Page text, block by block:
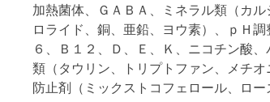
加熱菌体、ＧＡＢＡ、ミネラル類（カ
ロライド、銅、亜鉛、ヨウ素）、ｐＨ
６、Ｂ１２、Ｄ、Ｅ、Ｋ、ニコチン酸
類（タウリン、トリプトファン、メチ
防止剤（ミックストコフェロール、ロ